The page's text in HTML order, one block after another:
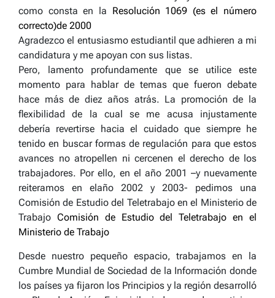
como consta en la Resolución 1069 (es el número
correcto)de 2000
Agradezco el entusiasmo estudiantil que adhieren a mi
candidatura y me apoyan con sus listas.
Pero, lamento profundamente que se utilice este
momento para hablar de temas que fueron debate
hace más de diez años atrás. La promoción de la
flexibilidad de la cual se me acusa injustamente
debería revertirse hacia el cuidado que siempre he
tenido en buscar formas de regulación para que estos
avances no atropellen ni cercenen el derecho de los
trabajadores. Por ello, en el año 2001 –y nuevamente
reiteramos en elaño 2002 y 2003- pedimos una
Comisión de Estudio del Teletrabajo en el Ministerio de
Trabajo Comisión de Estudio del Teletrabajo en el
Ministerio de Trabajo
Desde nuestro pequeño espacio, trabajamos en la
Cumbre Mundial de Sociedad de la Información donde
los países ya fijaron los Principios y la región desarrolló